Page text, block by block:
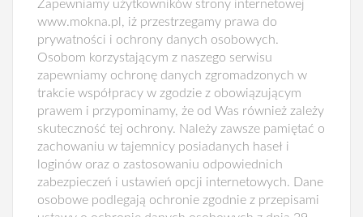
Zapewniamy użytkowników strony internetowej
www.mokna.pl, iż przestrzegamy prawa do
prywatności i ochrony danych osobowych.
Osobom korzystającym z naszego serwisu
zapewniamy ochronę danych zgromadzonych w
trakcie współpracy w zgodzie z obowiązującym
prawem i przypominamy, że od Was również zależy
skuteczność tej ochrony. Należy zawsze pamiętać o
zachowaniu w tajemnicy posiadanych haseł i
loginów oraz o zastosowaniu odpowiednich
zabezpieczeń i ustawień opcji internetowych. Dane
osobowe podlegają ochronie zgodnie z przepisami